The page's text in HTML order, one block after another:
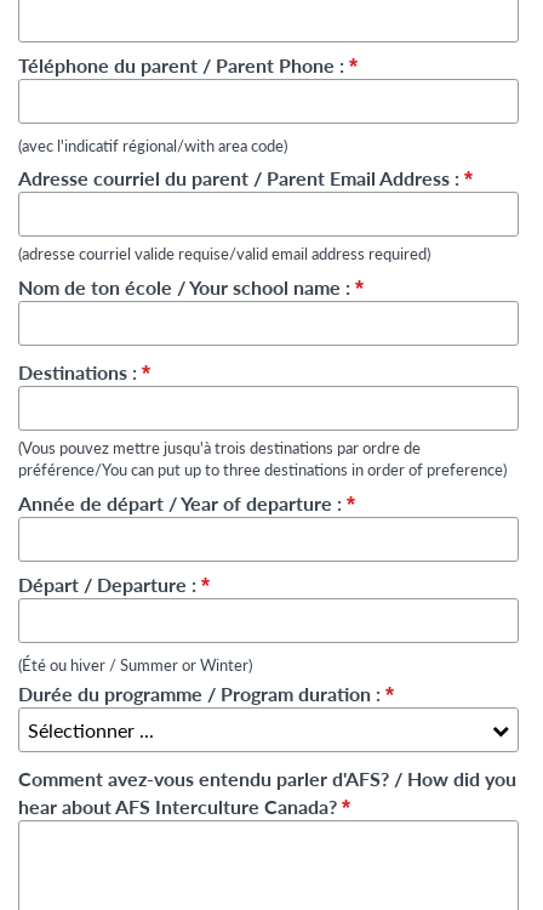
Téléphone du parent / Parent Phone : *
(avec l'indicatif régional/with area code)
Adresse courriel du parent / Parent Email Address : *
(adresse courriel valide requise/valid email address required)
Nom de ton école / Your school name : *
Destinations : *
(Vous pouvez mettre jusqu'à trois destinations par ordre de
préférence/You can put up to three destinations in order of preference)
Année de départ / Year of departure : *
Départ / Departure : *
(Été ou hiver / Summer or Winter)
Durée du programme / Program duration : *
Comment avez-vous entendu parler d'AFS? / How did you
hear about AFS Interculture Canada? *